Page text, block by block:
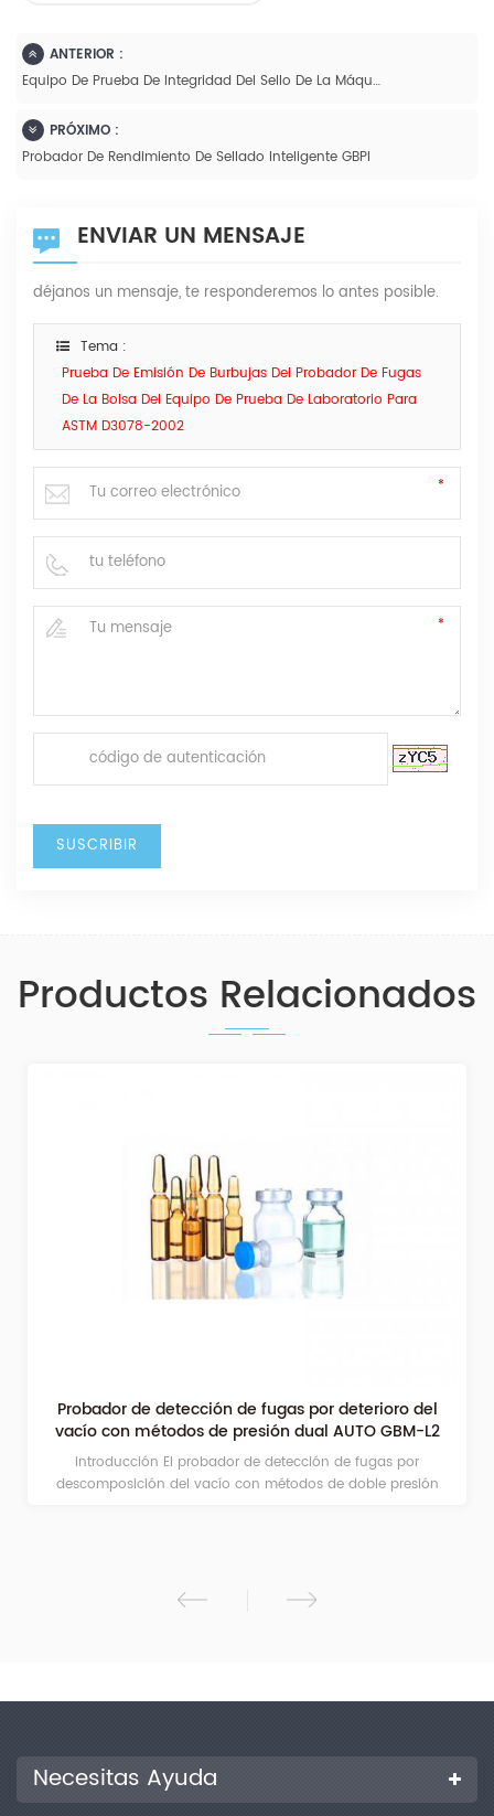
ANTERIOR :
Equipo De Prueba De Integridad Del Sello De La Máquina De Prueba De Fugas Del Paquete Del Probador De Detección De Fugas De Descomposición Del Vacío
PRÓXIMO :
Probador De Rendimiento De Sellado Inteligente GBPI
ENVIAR UN MENSAJE
déjanos un mensaje, te responderemos lo antes posible.
Tema :
Prueba De Emisión De Burbujas Del Probador De Fugas
De La Bolsa Del Equipo De Prueba De Laboratorio Para
ASTM D3078-2002
Productos Relacionados
Probador de detección de fugas por deterioro del
vacío con métodos de presión dual AUTO GBM-L2
Introducción El probador de detección de fugas por
descomposición del vacío con métodos de doble presión
fugas de agujas precargadas, frascos de gotas para los ojos,
realizar la prueba del método de caída del vacío, el
acción de la presión, el gas/líquido de la muestra ingresa a la
cámara de prueba a través del orificio de fuga. El motor
Necesitas Ayuda